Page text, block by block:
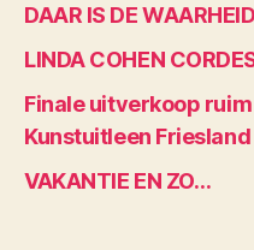
DAAR IS DE WAARHEID
LINDA COHEN
Finale uitverkoop
Kunstuitleen Friesland
VAKANTIE EN ZO…